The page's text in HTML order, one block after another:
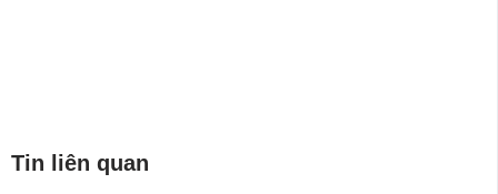
Tin liên quan